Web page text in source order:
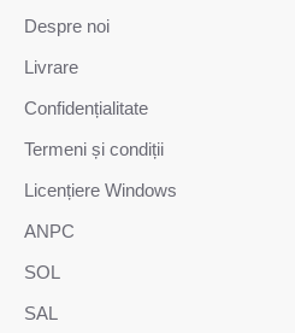
Despre noi
Livrare
Confidențialitate
Termeni și condiții
Licențiere Windows
ANPC
SOL
SAL